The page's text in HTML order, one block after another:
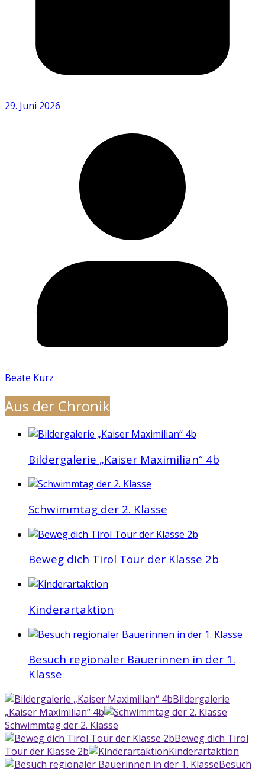
29. Juni 2026
Beate Kurz
Aus der Chronik
Bildergalerie „Kaiser Maximilian“ 4b
Schwimmtag der 2. Klasse
Beweg dich Tirol Tour der Klasse 2b
Kinderartaktion
Besuch regionaler Bäuerinnen in der 1.
Klasse
Bildergalerie
„Kaiser Maximilian“ 4b
Schwimmtag der 2. Klasse
Beweg dich Tirol
Tour der Klasse 2b
Kinderartaktion
Besuch